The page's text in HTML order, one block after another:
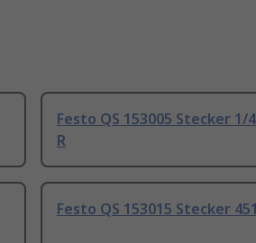
Festo QS 153005 Stecker 1/
R
Festo QS 153015 Stecker